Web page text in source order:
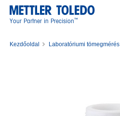
Your Partner in Precision™
Kezdőoldal Laboratóriumi tömegmérés